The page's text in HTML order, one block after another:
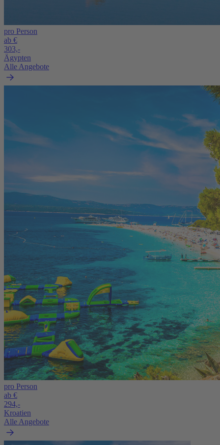
pro Person
ab €
303,-
Ägypten
Alle Angebote
pro Person
ab €
294,-
Kroatien
Alle Angebote